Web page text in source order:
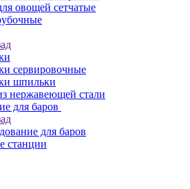
овощей сетчатые
сервировочные
шпильки
нержавеющей стали
для баров
для баров
станции